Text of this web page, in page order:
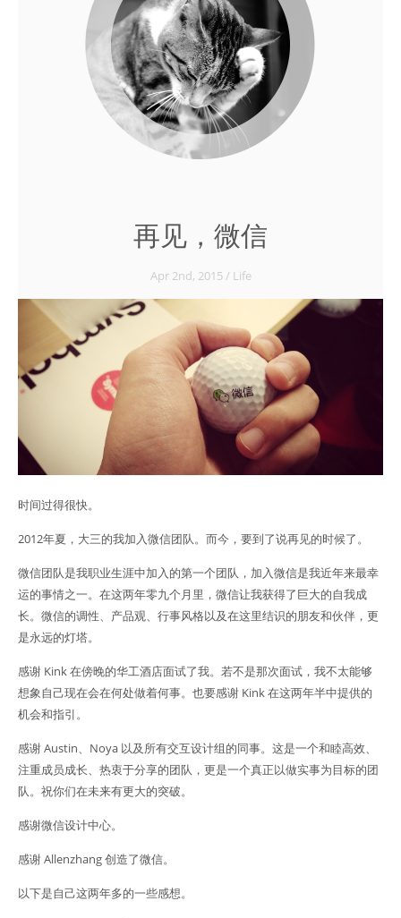
再见，微信
Apr 2nd, 2015/ Life
时间过得很快。
2012年夏，大三的我加入微信团队。而今，要到了说再见的时候了。
微信团队是我职业生涯中加入的第一个团队，加入微信是我近年来最幸
运的事情之一。在这两年零九个月里，微信让我获得了巨大的自我成
长。微信的调性、产品观、行事风格以及在这里结识的朋友和伙伴，更
是永远的灯塔。
感谢 Kink 在傍晚的华工酒店面试了我。若不是那次面试，我不太能够
想象自己现在会在何处做着何事。也要感谢 Kink 在这两年半中提供的
机会和指引。
感谢 Austin、Noya 以及所有交互设计组的同事。这是一个和睦高效、
注重成员成长、热衷于分享的团队，更是一个真正以做实事为目标的团
队。祝你们在未来有更大的突破。
感谢微信设计中心。
感谢 Allenzhang 创造了微信。
以下是自己这两年多的一些感想。